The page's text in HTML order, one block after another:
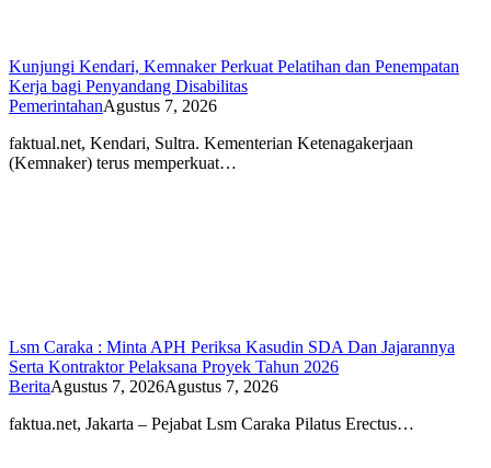
Kunjungi Kendari, Kemnaker Perkuat Pelatihan dan Penempatan
Kerja bagi Penyandang Disabilitas
PemerintahanAgustus 7, 2026
faktual.net, Kendari, Sultra. Kementerian Ketenagakerjaan
(Kemnaker) terus memperkuat…
Lsm Caraka : Minta APH Periksa Kasudin SDA Dan Jajarannya
Serta Kontraktor Pelaksana Proyek Tahun 2026
BeritaAgustus 7, 2026Agustus 7, 2026
faktua.net, Jakarta – Pejabat Lsm Caraka Pilatus Erectus…